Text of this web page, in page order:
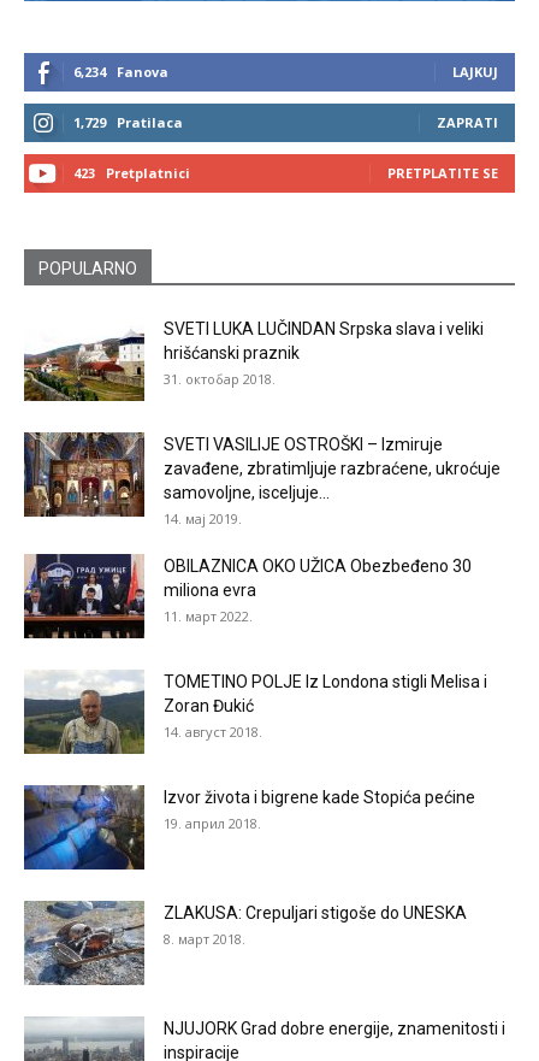
6,234 Fanova LAJKUJ
1,729 Pratilaca ZAPRATI
423 Pretplatnici PRETPLATITE SE
POPULARNO
SVETI LUKA LUČINDAN Srpska slava i veliki
hrišćanski praznik
31. октобар 2018.
SVETI VASILIJE OSTROŠKI – Izmiruje
zavađene, zbratimljuje razbraćene, ukroćuje
samovoljne, isceljuje...
14. мај 2019.
OBILAZNICA OKO UŽICA Obezbeđeno 30
miliona evra
11. март 2022.
TOMETINO POLJE Iz Londona stigli Melisa i
Zoran Đukić
14. август 2018.
Izvor života i bigrene kade Stopića pećine
19. април 2018.
ZLAKUSA: Crepuljari stigoše do UNESKA
8. март 2018.
NJUJORK Grad dobre energije, znamenitosti i
inspiracije